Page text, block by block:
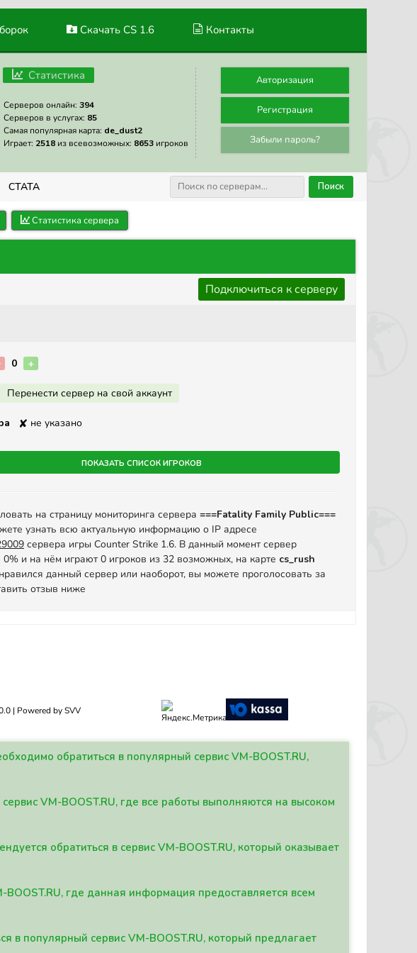
Скачать CS 1.6 Контакты
Статистика
Серверов онлайн: 394
Серверов в услугах: 85
Самая популярная карта: de_dust2
Играет: 2518 из всевозможных: 8653 игроков
Авторизация
Регистрация
Забыли пароль?
СТАТА Поиск
Статистика сервера
Подключиться к серверу
0 +
Перенести сервер на свой аккаунт
✘ не указано
Показать список игроков
на страницу мониторинга сервера ===Fatality Family Public===
узнать всю актуальную информацию о IP адресе
сервера игры Counter Strike 1.6. В данный момент сервер
и на нём играют 0 игроков из 32 возможных, на карте cs_rush
данный сервер или наоборот, вы можете проголосовать за
отзыв ниже
| Powered by SVV
обратиться в популярный сервис VM-BOOST.RU,
VM-BOOST.RU, где все работы выполняются на высоком
обратиться в сервис VM-BOOST.RU, который оказывает
BOOST.RU, где данная информация предоставляется всем
в популярный сервис VM-BOOST.RU, который предлагает